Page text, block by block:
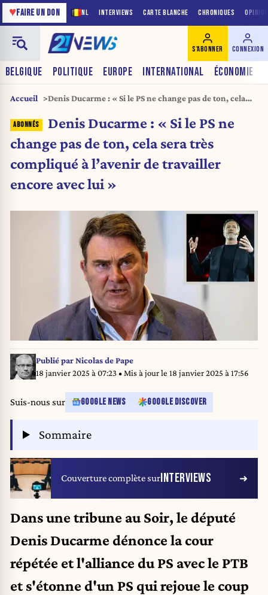
NL INTERVIEWS CARTE BLANCHE CHRONIQUES
♥FAIRE UN DON
BELGIQUE POLITIQUE EUROPE INTERNATIONAL ÉCONOMIE
S'ABONNER CONNEXION
Accueil
Denis Ducarme : « Si le PS ne change pas de ton, cela
lui »
Denis Ducarme : « Si le PS ne
change pas de ton, cela sera très
compliqué à l’avenir de travailler
encore avec lui »
Publié parNicolas de Pape
18 janvier 2025 à 07:23• Mis à jour le 18 janvier 2025 à 17:56
Suis-nous sur GOOGLE NEWS GOOGLE DISCOVER
Sommaire
Couverture complète surINTERVIEWS
Dans une tribune au Soir, le député
Denis Ducarme dénonce la cour
répétée et l'alliance du PS avec le PTB
et s'étonne d'un PS qui rejoue le coup